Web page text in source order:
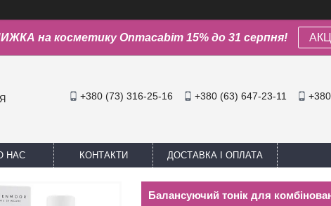
на косметику Onmacabim 15% до 31 серпня!
+380 (73) 316-25-16 +380 (63) 647-23-11
НАС КОНТАКТИ ДОСТАВКА І ОПЛАТА
Балансуючий тонік для